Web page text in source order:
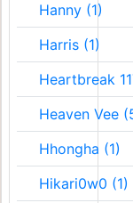
Hanny (1)
Harris (1)
Heartbreak
Heaven Vee
Hhongha (1)
Hikari0w0 (1)